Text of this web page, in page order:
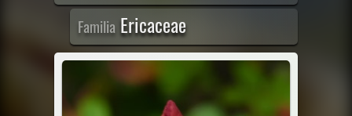
Familia Ericaceae